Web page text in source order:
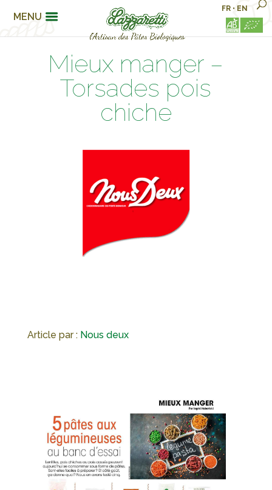
MENU
FR • EN
Mieux manger –
Torsades pois
chiche
Article par : Nous deux